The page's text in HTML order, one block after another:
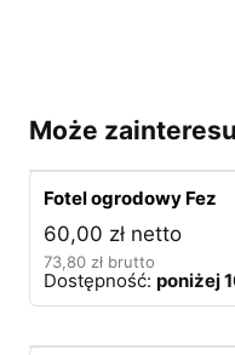
Może
Fotel ogrodowy Fez
60,00 zł netto
73,80 zł brutto
Dostępność: poniżej